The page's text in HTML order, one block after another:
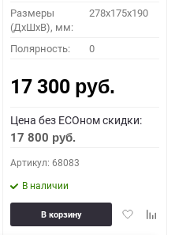
Размеры
(ДхШхВ), мм:
278x175x190
Полярность: 0
17 300 руб.
Цена без ECOном скидки:
17 800 руб.
Артикул: 68083
В наличии
Добавить
В корзину